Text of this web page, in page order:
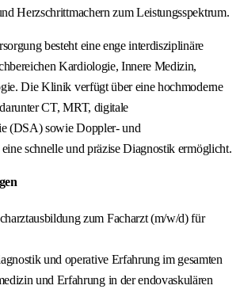
Herzschrittmachern zum Leistungsspektrum.
besteht eine enge interdisziplinäre
Kardiologie, Innere Medizin,
Die Klinik verfügt über eine hochmoderne
CT, MRT, digitale
(DSA) sowie Doppler- und
schnelle und präzise Diagnostik ermöglicht.
zum Facharzt (m/w/d) für
und operative Erfahrung im gesamten
und Erfahrung in der endovaskulären